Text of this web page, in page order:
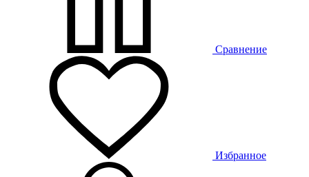
Сравнение
Избранное